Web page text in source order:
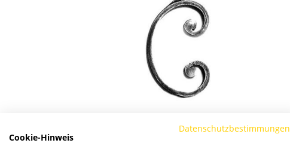
Datenschutzbestimmungen
Cookie-Hinweis